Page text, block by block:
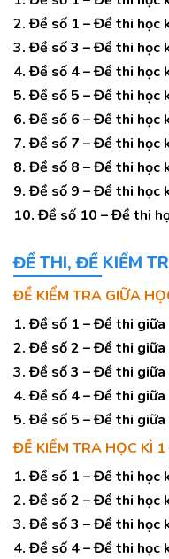
2. Đề số 1 – Đề thi học
3. Đề số 3 – Đề thi học
4. Đề số 4 – Đề thi học
5. Đề số 5 – Đề thi học
6. Đề số 6 – Đề thi học
7. Đề số 7 – Đề thi học
8. Đề số 8 – Đề thi học
9. Đề số 9 – Đề thi học
10. Đề số 10 – Đề thi
ĐỀ THI, ĐỀ KIỂM
ĐỀ KIỂM TRA GIỮA
1. Đề số 1 – Đề thi
2. Đề số 2 – Đề thi
3. Đề số 3 – Đề thi
4. Đề số 4 – Đề thi
5. Đề số 5 – Đề thi
ĐỀ KIỂM TRA HỌC KÌ
1. Đề số 1 – Đề thi học
2. Đề số 2 – Đề thi học
3. Đề số 3 – Đề thi học
4. Đề số 4 – Đề thi học